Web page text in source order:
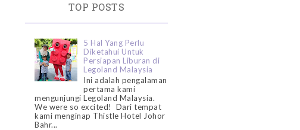
TOP POSTS
5 Hal Yang Perlu
Diketahui Untuk
Persiapan Liburan di
Legoland Malaysia
Ini adalah pengalaman
pertama kami
mengunjungi Legoland Malaysia.
We were so excited! Dari tempat
kami menginap Thistle Hotel Johor
Bahr...